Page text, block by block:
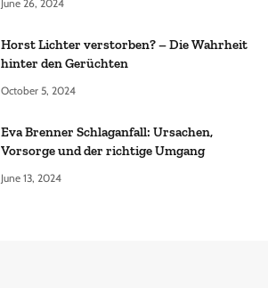
June 26, 2024
Horst Lichter verstorben? – Die Wahrheit
hinter den Gerüchten
October 5, 2024
Eva Brenner Schlaganfall: Ursachen,
Vorsorge und der richtige Umgang
June 13, 2024